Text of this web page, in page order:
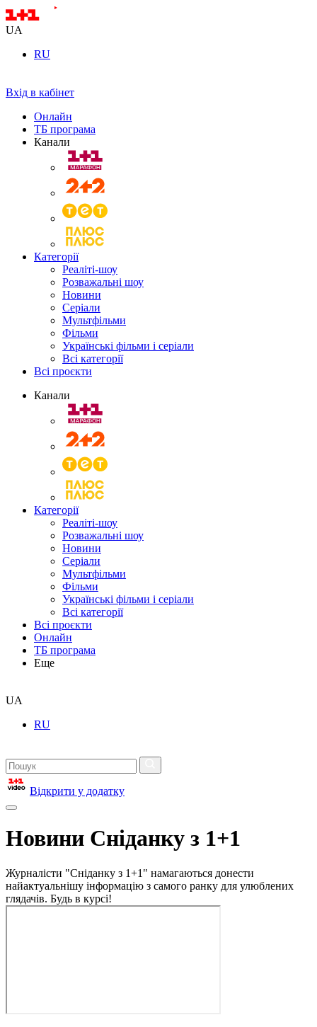
UA
RU
Вхід в кабінет
Онлайн
ТБ програма
Канали
Категорії
Реаліті-шоу
Розважальні шоу
Новини
Серіали
Мультфільми
Фільми
Українські фільми і серіали
Всі категорії
Всі проєкти
Канали
Категорії
Реаліті-шоу
Розважальні шоу
Новини
Серіали
Мультфільми
Фільми
Українські фільми і серіали
Всі категорії
Всі проєкти
Онлайн
ТБ програма
Еще
UA
RU
Відкрити у додатку
Новини Сніданку з 1+1
Журналісти "Сніданку з 1+1" намагаються донести
найактуальнішу інформацію з самого ранку для улюблених
глядачів. Будь в курсі!